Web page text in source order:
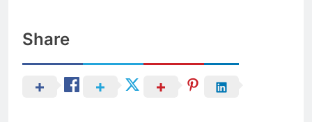
Share